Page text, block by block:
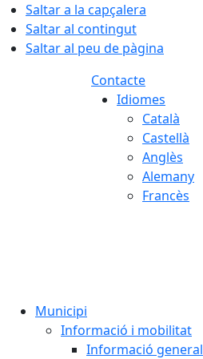
Saltar a la capçalera
Saltar al contingut
Saltar al peu de pàgina
Contacte
Idiomes
Català
Castellà
Anglès
Alemany
Francès
Municipi
Informació i mobilitat
Informació general